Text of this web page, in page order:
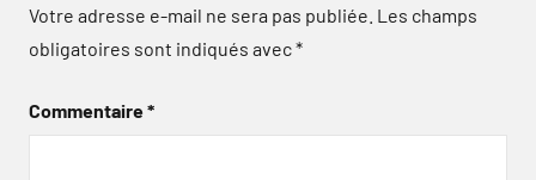
Votre adresse e-mail ne sera pas publiée. Les champs
obligatoires sont indiqués avec*
Commentaire*